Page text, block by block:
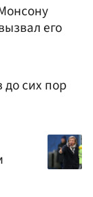
его
до сих пор